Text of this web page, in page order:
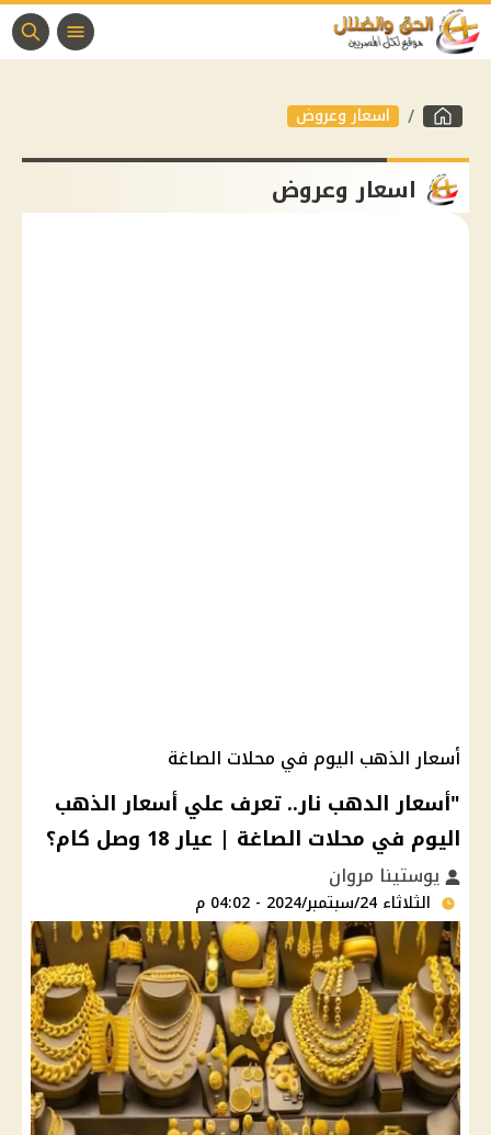
اسعار وعروض
اسعار وعروض
أسعار الذهب اليوم في محلات الصاغة
"أسعار الدهب نار.. تعرف علي أسعار الذهب
اليوم في محلات الصاغة | عيار 18 وصل كام؟
يوستينا مروان
الثلاثاء 24/سبتمبر/2024 - 04:02 م